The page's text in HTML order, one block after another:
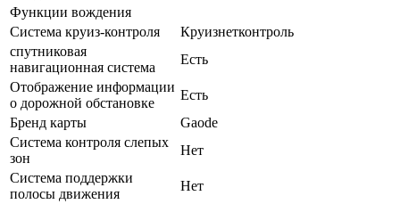
Функции вождения
Система круиз-контроля
Круизнетконтроль
спутниковая
навигационная система
Есть
Отображение информации
о дорожной обстановке
Есть
Бренд карты
Gaode
Система контроля слепых
зон
Нет
Система поддержки
полосы движения
Нет